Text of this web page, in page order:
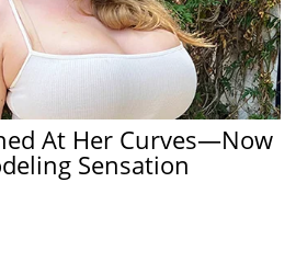
At Her Curves—Now
Sensation